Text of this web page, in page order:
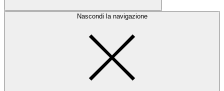
Nascondi la navigazione